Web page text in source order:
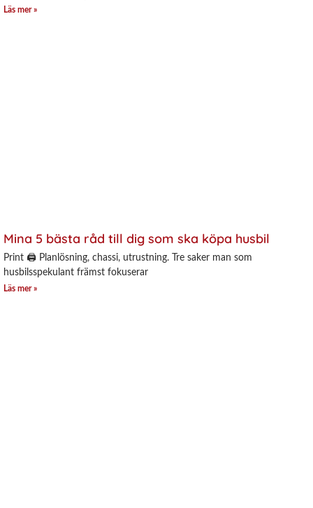
Läs mer »
Mina 5 bästa råd till dig som ska köpa husbil
Print 🖨 Planlösning, chassi, utrustning. Tre saker man som
husbilsspekulant främst fokuserar
Läs mer »